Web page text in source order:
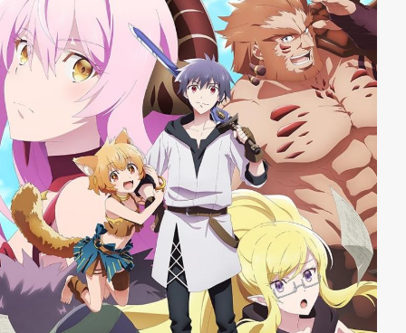
besuchen.